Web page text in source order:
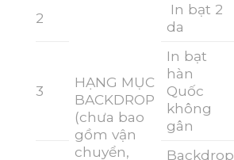
HẠNG MỤC
BACKDROP
(chưa bao
gồm vận
chuyển,
2
In bạt 2
da
3
In bạt
hàn
Quốc
không
gân
Backdrop